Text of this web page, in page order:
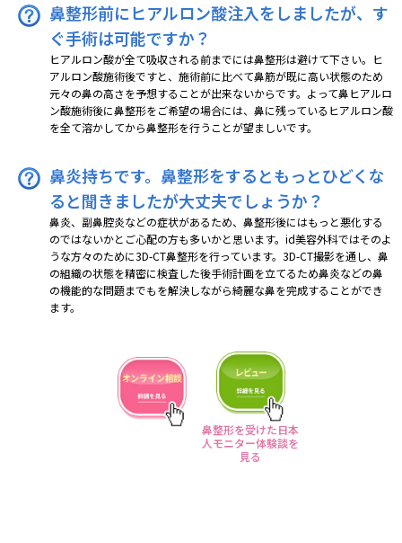
鼻整形前にヒアルロン酸注入をしましたが、す
ぐ手術は可能ですか？
ヒアルロン酸が全て吸収される前までには鼻整形は避けて下さい。ヒ
アルロン酸施術後ですと、施術前に比べて鼻筋が既に高い状態のため
元々の鼻の高さを予想することが出来ないからです。よって鼻ヒアルロ
ン酸施術後に鼻整形をご希望の場合には、鼻に残っているヒアルロン酸
を全て溶かしてから鼻整形を行うことが望ましいです。
鼻炎持ちです。鼻整形をするともっとひどくな
ると聞きましたが大丈夫でしょうか？
鼻炎、副鼻腔炎などの症状があるため、鼻整形後にはもっと悪化する
のではないかとご心配の方も多いかと思います。id美容外科ではそのよ
うな方々のために3D-CT鼻整形を行っています。3D-CT撮影を通し、鼻
の組織の状態を精密に検査した後手術計画を立てるため鼻炎などの鼻
の機能的な問題までもを解決しながら綺麗な鼻を完成することができ
ます。
鼻整形を受けた日本
人モニター体験談を
見る